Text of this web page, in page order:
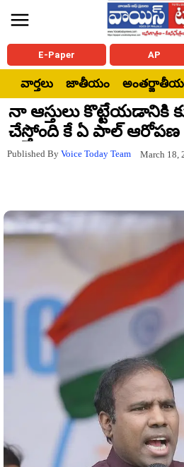
E-Paper AP
వార్తలు జాతీయం
నా ఆస్తులు కొట్టేయడానికి
చేస్తోంది కే ఏ పాల్ ఆరోపణ
Published By Voice Today Team March 18,